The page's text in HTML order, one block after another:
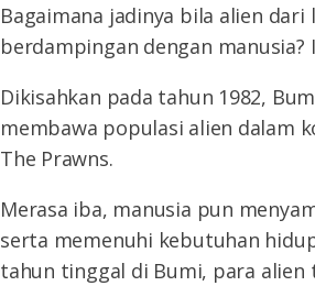
Bagaimana jadinya bila alien
berdampingan dengan
Dikisahkan pada tahun 1982,
membawa populasi alien dalam
The Prawns.
Merasa iba, manusia pun
serta memenuhi kebutuhan
tahun tinggal di Bumi, para